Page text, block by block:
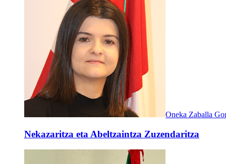
Oneka Zaballa
Nekazaritza eta Abeltzaintza Zuzendaritza